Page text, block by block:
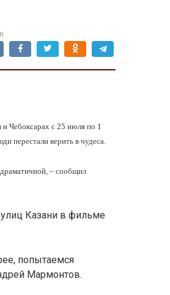
и Чебоксарах с 25 июля по 1
перестали верить в чудеса.
– сообщил
улиц Казани в фильме
попытаемся
Мармонтов.